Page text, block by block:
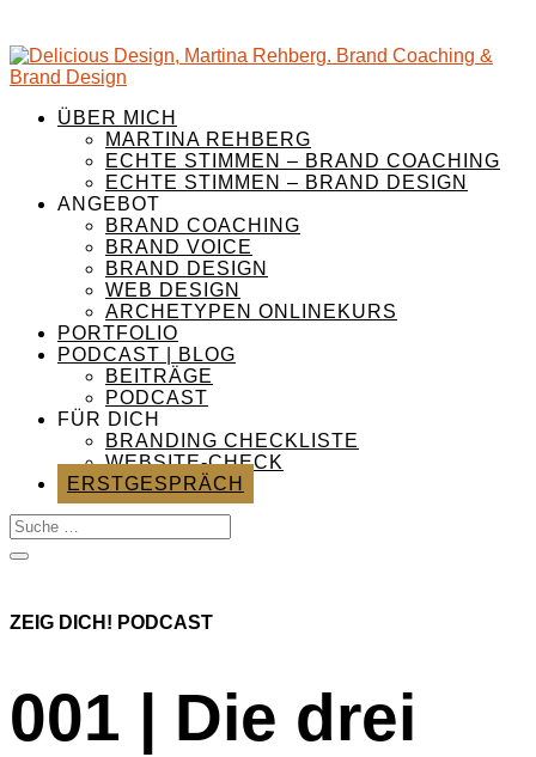
ÜBER MICH
MARTINA REHBERG
ECHTE STIMMEN – BRAND COACHING
ECHTE STIMMEN – BRAND DESIGN
ANGEBOT
BRAND COACHING
BRAND VOICE
BRAND DESIGN
WEB DESIGN
ARCHETYPEN ONLINEKURS
PORTFOLIO
PODCAST | BLOG
BEITRÄGE
PODCAST
FÜR DICH
BRANDING CHECKLISTE
WEBSITE-CHECK
ERSTGESPRÄCH
ZEIG DICH! PODCAST
001 | Die drei